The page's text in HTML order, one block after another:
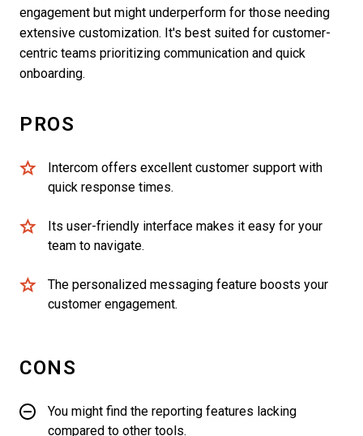
engagement but might underperform for those needing
extensive customization. It's best suited for customer-
centric teams prioritizing communication and quick
onboarding.
PROS
Intercom offers excellent customer support with
quick response times.
Its user-friendly interface makes it easy for your
team to navigate.
The personalized messaging feature boosts your
customer engagement.
CONS
You might find the reporting features lacking
compared to other tools.